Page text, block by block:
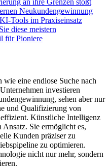
Neukundengewinnung
Tools im Praxiseinsatz
diese meistern
für Pioniere
eine endlose Suche nach
investieren
sehen aber nur
und Qualifizierung von
Künstliche Intelligenz
Sie ermöglicht es,
Kunden präziser zu
zu optimieren.
nicht nur mehr, sondern